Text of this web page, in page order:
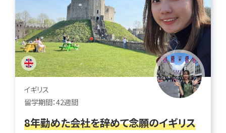
イギリス
留学期間：42週間
8年勤めた会社を辞めて念願のイギリス